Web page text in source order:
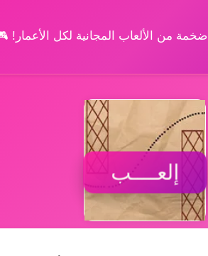
من الألعاب المجانية لكل
إلعــــب